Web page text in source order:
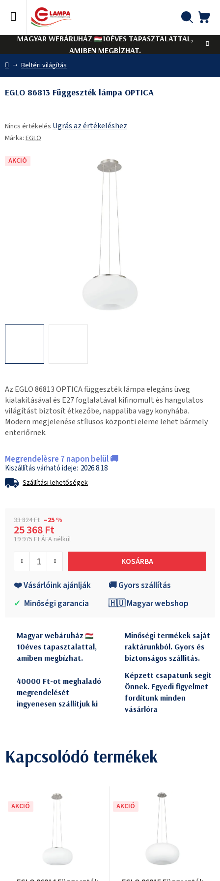
tartalomhoz
MAGYAR WEBÁRUHÁZ
10ÉVES TAPASZTALATTAL,
AMIBEN MEGBÍZHAT.
Kezdőlap
Beltéri világítás
Az EGLO 86813 OPTICA függeszték lámpa elegáns üveg
kialakításával és E27 foglalatával kifinomult és hangulatos
világítást biztosít étkezőbe, nappaliba vagy konyhába.
Modern megjelenése stílusos központi eleme lehet bármely
enteriőrnek.
Megrendelèsre 7 napon belül 🚚
2026.8.18
Szállítási lehetőségek
33 824 Ft –25 %
25 368 Ft
19 975 Ft ÁFA nélkül
KOSÁRBA
❤️ Vásárlóink ajánlják
🚚 Gyors szállítás
✓ Minőségi garancia 🇭🇺 Magyar webshop
EGLO 86813 Függeszték lámpa OPTICA
termék
átlagos
5-
Nincs értékelés Ugrás az értékeléshez
Márka: EGLO
AKCIÓ
Magyar webáruház
10éves tapasztalattal,
amiben megbízhat.
Minőségi termékek saját
raktárunkból. Gyors és
biztonságos szállitás.
40000 Ft-ot meghaladó
megrendelését
ingyenesen szállítjuk ki
Képzett csapatunk segít
Önnek. Egyedi figyelmet
fordítunk minden
vásárlóra
Kapcsolódó termékek
AKCIÓ AKCIÓ